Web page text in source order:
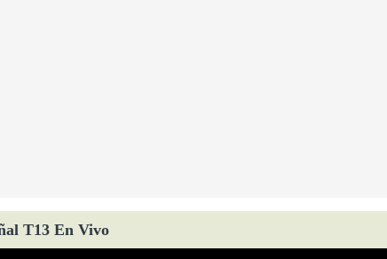
T13 En Vivo